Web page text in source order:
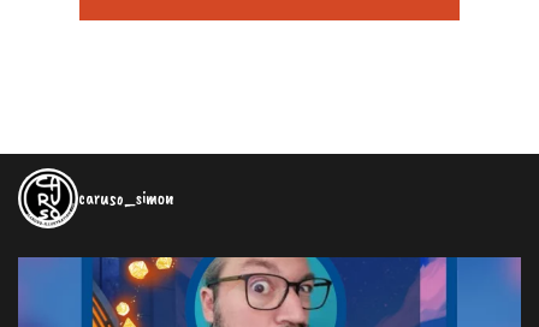
caruso_simon